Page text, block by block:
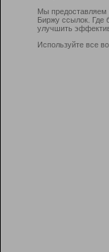
Мы предоставляем
Биржу ссылок. Где
улучшить
Используйте все